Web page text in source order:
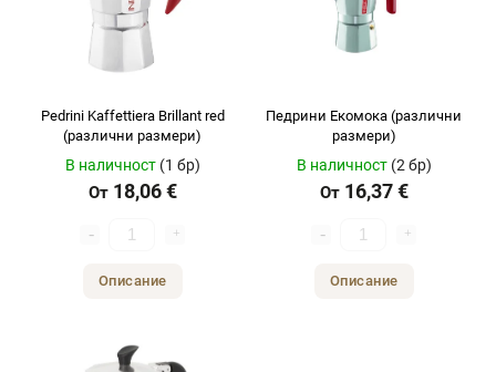
Pedrini Kaffettiera Brillant red
(различни размери)
В наличност (1 бр)
От18,06 €
Описание
Педрини Екомока (различни
размери)
В наличност (2 бр)
От16,37 €
Описание